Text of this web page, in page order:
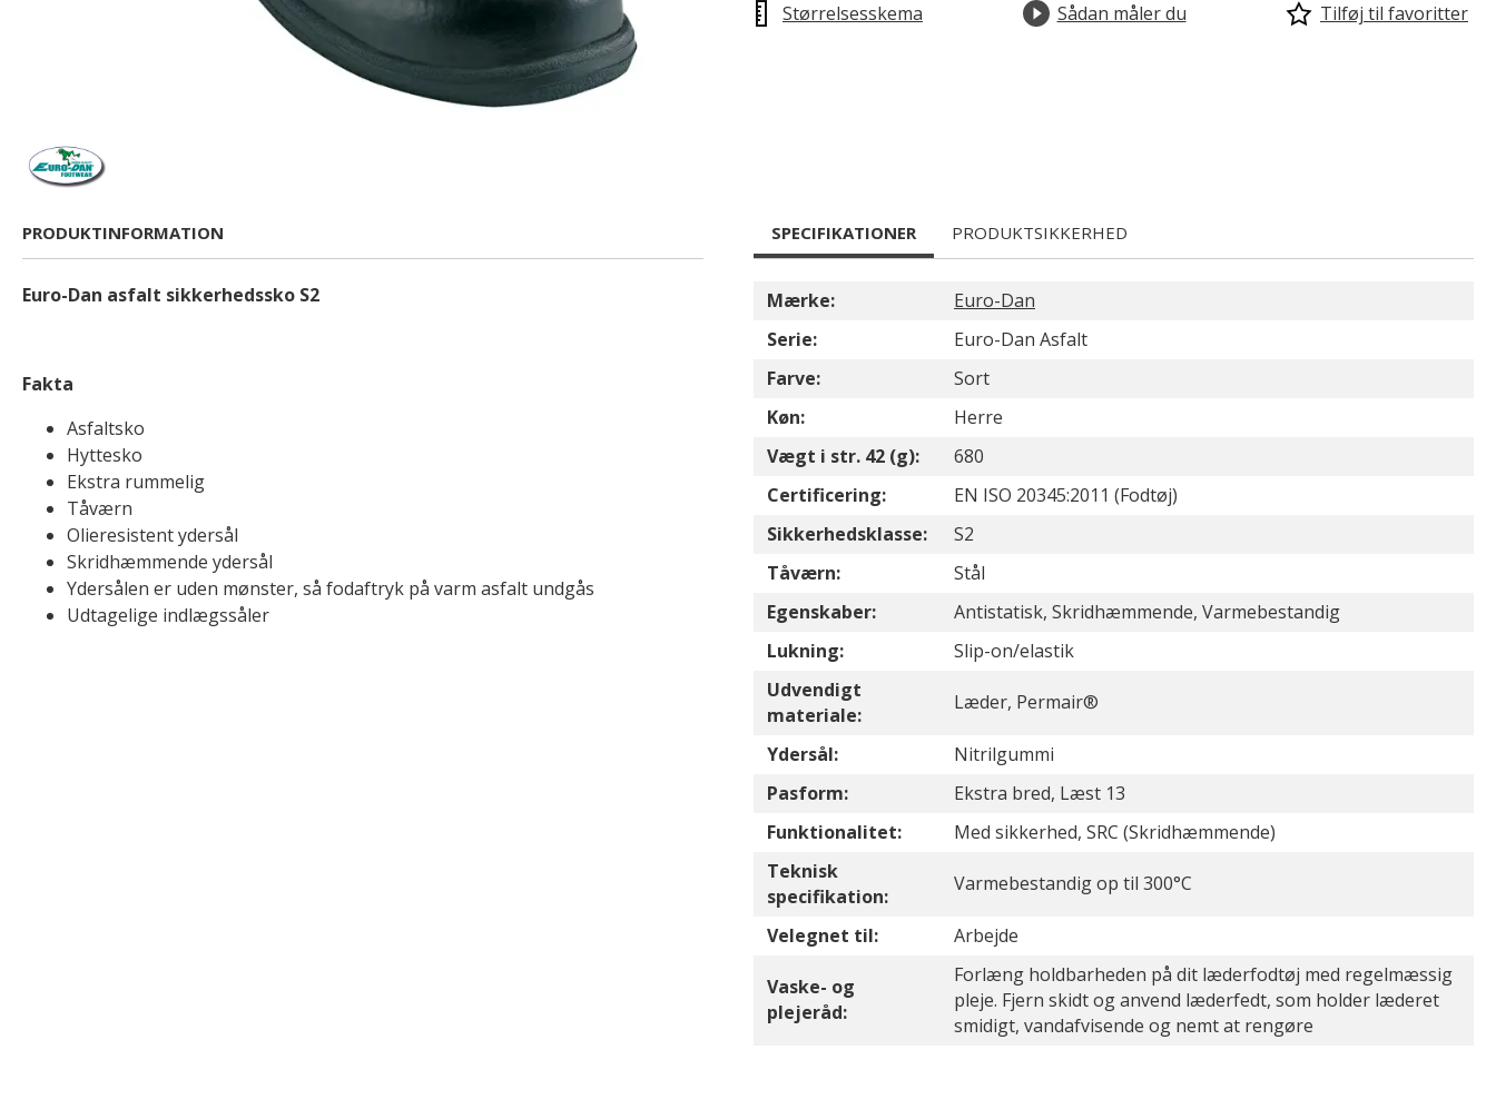
Størrelsesskema Sådan måler du Tilføj til favoritter
PRODUKTINFORMATION
Euro-Dan asfalt sikkerhedssko S2
Fakta
Asfaltsko
Hyttesko
Ekstra rummelig
Tåværn
Olieresistent ydersål
Skridhæmmende ydersål
Ydersålen er uden mønster, så fodaftryk på varm asfalt undgås
Udtagelige indlægssåler
SPECIFIKATIONER PRODUKTSIKKERHED
Mærke:
Euro-Dan
Serie:
Euro-Dan Asfalt
Farve:
Sort
Køn:
Herre
Vægt i str. 42 (g):
680
Certificering:
EN ISO 20345:2011 (Fodtøj)
Sikkerhedsklasse:
S2
Tåværn:
Stål
Egenskaber:
Antistatisk, Skridhæmmende, Varmebestandig
Lukning:
Slip-on/elastik
Udvendigt
materiale:
Læder, Permair®
Ydersål:
Nitrilgummi
Pasform:
Ekstra bred, Læst 13
Funktionalitet:
Med sikkerhed, SRC (Skridhæmmende)
Teknisk
specifikation:
Varmebestandig op til 300°C
Velegnet til: Arbejde
Vaske- og
plejeråd:
Forlæng holdbarheden på dit læderfodtøj med regelmæssig
pleje. Fjern skidt og anvend læderfedt, som holder læderet
smidigt, vandafvisende og nemt at rengøre